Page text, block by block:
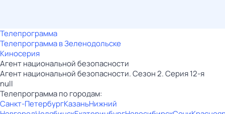
Телепрограмма
Телепрограмма в Зеленодольске
Киносерия
Агент национальной безопасности
Агент национальной безопасности. Сезон 2. Серия 12-я
null
Телепрограмма по городам:
Санкт-ПетербургКазаньНижний